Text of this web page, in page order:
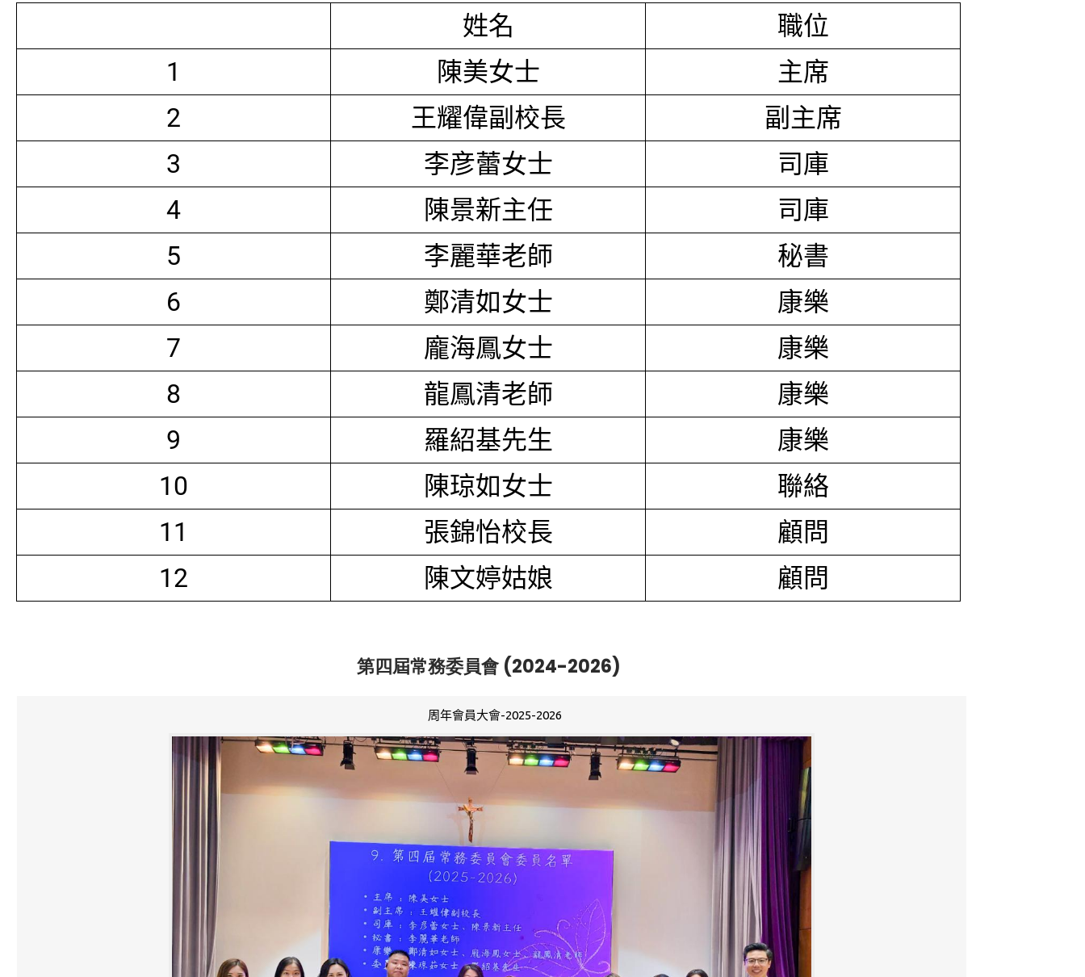
姓名
職位
1
陳美女士
主席
2
王耀偉副校長
副主席
3
李彦蕾女士
司庫
4
陳景新主任
司庫
5
李麗華老師
秘書
6
鄭清如女士
康樂
7
龐海鳳女士
康樂
8
龍鳳清老師
康樂
9
羅紹基先生
康樂
10
陳琼如女士
聯絡
11
張錦怡校長
顧問
12
陳文婷姑娘 顧問
第四屆常務委員會 (2024-2026)
周年會員大會-2025-2026